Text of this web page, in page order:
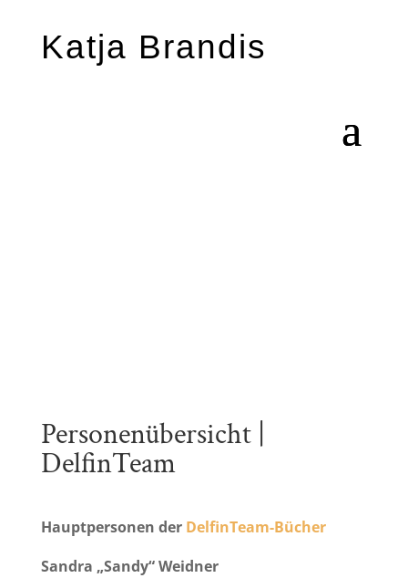
Katja Brandis
Personenübersicht |
DelfinTeam
Hauptpersonen der DelfinTeam-Bücher
Sandra „Sandy“ Weidner